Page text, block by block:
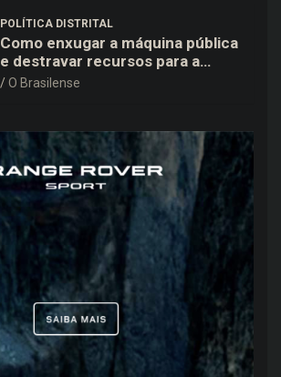
POLÍTICA DISTRITAL
Como enxugar a máquina pública
e destravar recursos para a
saúde e educação no DF
O Brasilense